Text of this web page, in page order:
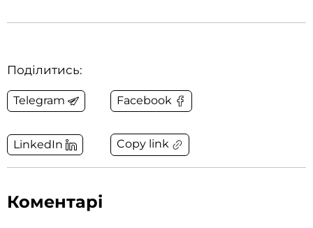
Поділитись:
Telegram Facebook
LinkedIn Copy link
Коментарі